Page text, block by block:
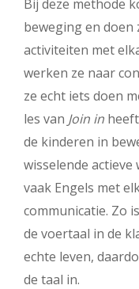
Bij deze methode
beweging en doen
activiteiten met
werken ze naar
ze echt iets doen
les van Join in
de kinderen in
wisselende
vaak Engels met
communicatie. Zo
de voertaal in de
echte leven,
de taal in.